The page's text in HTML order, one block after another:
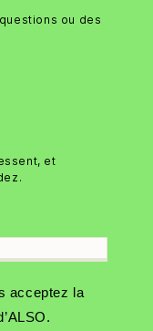
ou des
et
acceptez la